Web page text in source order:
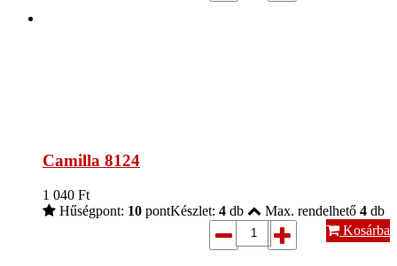
Camilla 8124
1 040 Ft
Hűségpont: 10 pontKészlet: 4 db Max. rendelhető 4 db
Kosárba